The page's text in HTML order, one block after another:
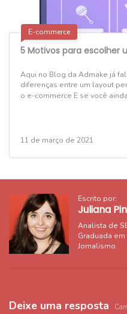
E-commerce
5 Motivos para escolher
Aqui no Blog da Admake já
diferenças entre um layout
o e-commerce E se você
11 de março de 2021
Escrito por:
Juliana
Analista de
Graduada
Jornalismo.
Deixe uma resposta